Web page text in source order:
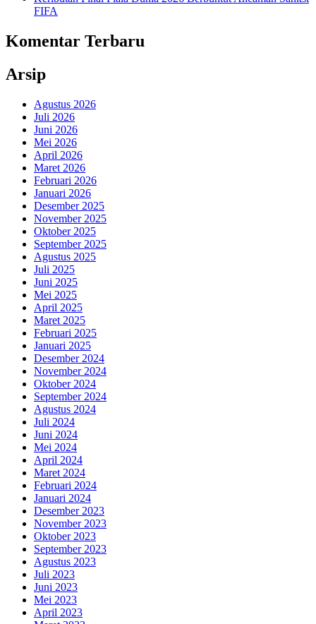
FIFA
Komentar Terbaru
Arsip
Agustus 2026
Juli 2026
Juni 2026
Mei 2026
April 2026
Maret 2026
Februari 2026
Januari 2026
Desember 2025
November 2025
Oktober 2025
September 2025
Agustus 2025
Juli 2025
Juni 2025
Mei 2025
April 2025
Maret 2025
Februari 2025
Januari 2025
Desember 2024
November 2024
Oktober 2024
September 2024
Agustus 2024
Juli 2024
Juni 2024
Mei 2024
April 2024
Maret 2024
Februari 2024
Januari 2024
Desember 2023
November 2023
Oktober 2023
September 2023
Agustus 2023
Juli 2023
Juni 2023
Mei 2023
April 2023